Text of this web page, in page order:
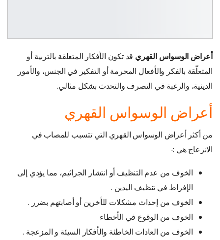
أعراض الوسواس القهري قد تكون الأفكار المتعلقة بالتربية أو
المتعلّقة بالفكر والأفعال المحرمة أو التفكير في الجنس، والأمور
الدينية، والرغبة في التصرف والتحدث بشكل مثالي.
أعراض الوسواس القهري
من أكثر أعراض الوسواس القهري التي تتسبب للمصاب في
الانزعاج هي :-
الخوف من عدم التنظيف أو انتشار الجراثيم، مما يؤدي إلى
الإفراط في تنظيف اليدين .
الخوف من إحداث مشكلات للأخرين أو أصابتهم بضرر .
الخوف من الوقوع في الأخطاء
الخوف من العادات الخاطئة والأفكار السيئة و المزعجة .